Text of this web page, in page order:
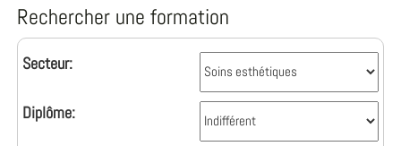
Rechercher une formation
Secteur:
Diplôme: